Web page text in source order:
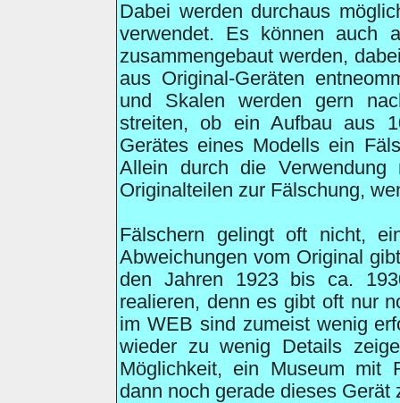
Dabei werden durchaus
verwendet. Es können auch
zusammengebaut werden,
aus Original-Geräten
und Skalen werden gern
streiten, ob ein Aufbau aus
Gerätes eines Modells ein
Allein durch die
Originalteilen zur Fälschung,
Fälschern gelingt oft nicht,
Abweichungen vom Original
den Jahren 1923 bis ca.
realieren, denn es gibt oft nur
im WEB sind zumeist wenig
wieder zu wenig Details
Möglichkeit, ein Museum mit
dann noch gerade dieses Gerät